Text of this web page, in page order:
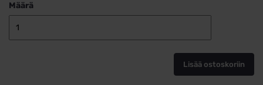
Määrä
8mm
Bosie
määrä
Lisää ostoskoriin